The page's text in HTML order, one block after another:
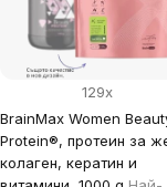
BrainMax Women
Protein®, протеин за
колаген, кератин и
129x